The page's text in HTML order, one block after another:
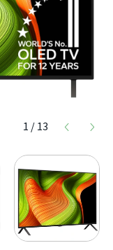
1 /13